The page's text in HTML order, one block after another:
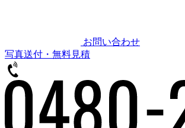
お問い合わせ
写真送付・無料見積